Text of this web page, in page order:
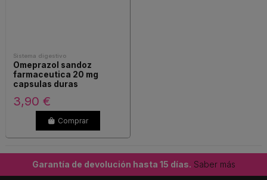
Sistema digestivo
Omeprazol sandoz
farmaceutica 20 mg
capsulas duras
3,90 €
Comprar
Garantía de devolución hasta 15 días. Saber más